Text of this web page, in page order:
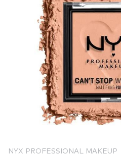
NYX PROFESSIONAL MAKEUP